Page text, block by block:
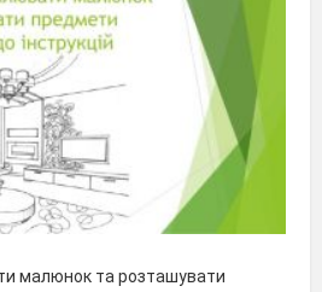
малюнок та розташувати